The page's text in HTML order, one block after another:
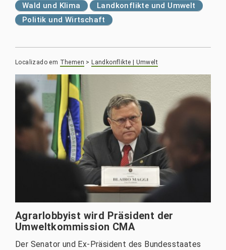
Wald und Klima
Landkonflikte und Umwelt
Politik und Wirtschaft
Localizado em Themen >Landkonflikte | Umwelt
Agrarlobbyist wird Präsident der
Umweltkommission CMA
Der Senator und Ex-Präsident des Bundesstaates